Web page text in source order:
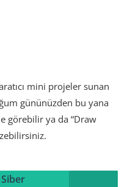
mini projeler sunan
gününüzden bu yana
görebilir ya da “Draw